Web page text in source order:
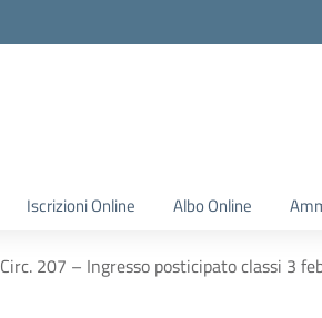
Iscrizioni Online Albo Online
Circ. 207 – Ingresso posticipato classi 3